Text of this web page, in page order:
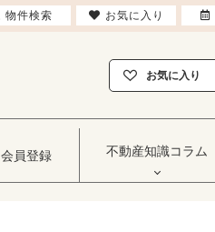
お気に入り
会員登録 不動産知識コラム
物件検索 お気に入り